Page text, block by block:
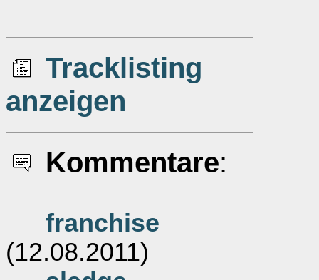
Tracklisting
anzeigen
Kommentare:
franchise
(12.08.2011)